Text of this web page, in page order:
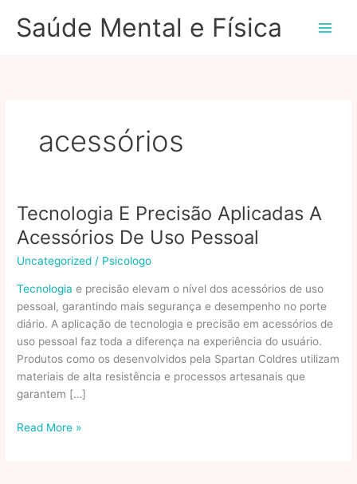
paraSaúde Mental e Física
acessórios
Tecnologia E Precisão Aplicadas A
Acessórios De Uso Pessoal
Uncategorized / Psicologo
Tecnologia e precisão elevam o nível dos acessórios de uso
pessoal, garantindo mais segurança e desempenho no porte
diário. A aplicação de tecnologia e precisão em acessórios de
uso pessoal faz toda a diferença na experiência do usuário.
Produtos como os desenvolvidos pela Spartan Coldres utilizam
materiais de alta resistência e processos artesanais que
garantem […]
Tecnologia
Read More »